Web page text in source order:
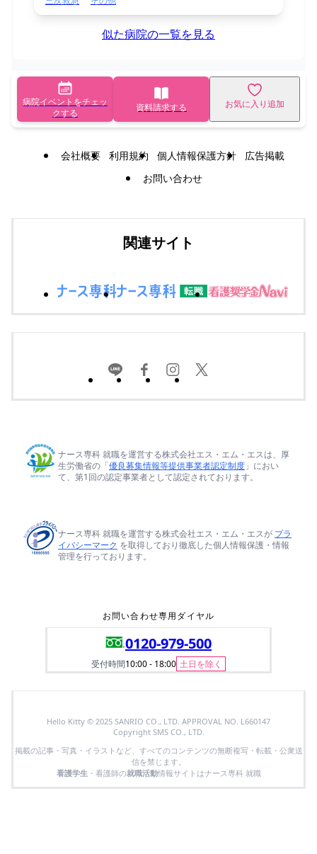
似た病院の一覧を見る
病院イベントをチェッ
クする
資料請求する お気に入り追加
会社概要 利用規約 個人情報保護方針
広告掲載
お問い合わせ
関連サイト
ナース専科 就職を運営する株式会社エス・エム・エスは、厚
生労働省の「優良募集情報等提供事業者認定制度 」におい
て、第1回の認定事業者として認定されております。
ナース専科 就職を運営する株式会社エス・エム・エスが プラ
イバシーマーク を取得しており徹底した個人情報保護・情報
管理を行っております。
お問い合わせ専用ダイヤル
0120-979-500
受付時間10:00 - 18:00 土日を除く
Hello Kitty © 2025 SANRIO CO., LTD. APPROVAL NO. L660147
Copyright SMS CO., LTD.
掲載の記事・写真・イラストなど、すべてのコンテンツの無断複写・転載・公衆送
信を禁じます。
看護学生・看護師の就職活動情報サイトはナース専科 就職